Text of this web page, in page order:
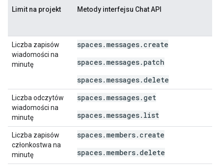
Limit na projekt Metody interfejsu Chat API
Liczba zapisów
wiadomości na
minutę
spaces.messages.create
spaces.messages.patch
spaces.messages.delete
Liczba odczytów
wiadomości na
minutę
spaces.messages.get
spaces.messages.list
Liczba zapisów
członkostwa na
minutę
spaces.members.create
spaces.members.delete